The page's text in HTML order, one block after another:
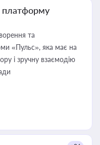
платформу
та
«Пульс», яка має на
і зручну взаємодію